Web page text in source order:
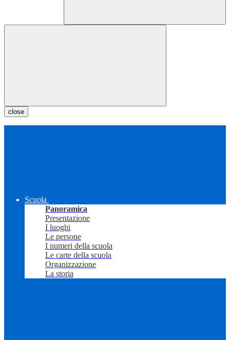
close
Scuola
Panoramica
Presentazione
I luoghi
Le persone
I numeri della scuola
Le carte della scuola
Organizzazione
La storia